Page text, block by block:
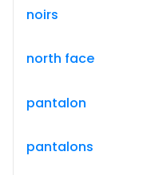
noirs
north face
pantalon
pantalons